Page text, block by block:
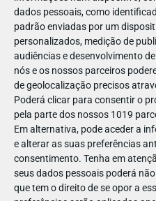
dados pessoais, como
padrão enviadas por um
personalizados, medição de
audiências e desenvolvimento
nós e os nossos parceiros
de geolocalização precisos
Poderá clicar para consentir o
pela parte dos nossos 1019
Em alternativa, pode aceder a
e alterar as suas preferências
consentimento. Tenha em
seus dados pessoais poderá
que tem o direito de se opor a
✅ Variedade de temas
✅ Sustentabilidade e